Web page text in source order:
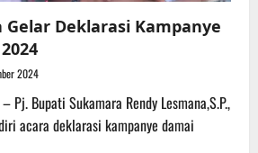
Gelar Deklarasi Kampanye
2024
Pj. Bupati Sukamara Rendy Lesmana,S.P.,
acara deklarasi kampanye damai